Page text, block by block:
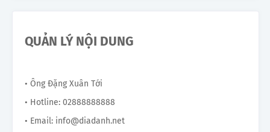
QUẢN LÝ NỘI DUNG
• Ông Đặng Xuân Tới
• Hotline: 02888888888
• Email: info@diadanh.net